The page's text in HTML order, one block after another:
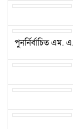
পুনর্নির্বাচিত এম.